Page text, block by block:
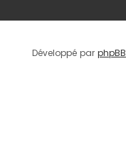
Développé par phpBB